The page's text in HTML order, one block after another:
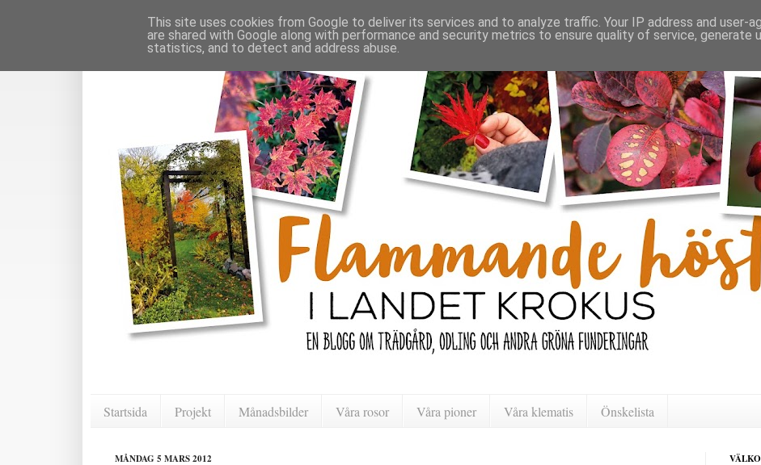
Startsida Projekt Månadsbilder Våra rosor Våra pioner Våra klematis Önskelista
MÅNDAG 5 MARS 2012
This site uses cookies from Google to deliver its services and to analyze traffic. Your IP address and user-
are shared with Google along with performance and security metrics to ensure quality of service, generate
statistics, and to detect and address abuse.